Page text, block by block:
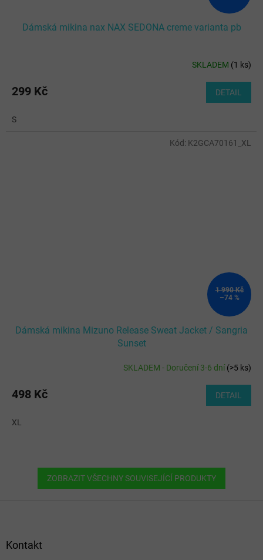
Dámská mikina nax NAX SEDONA creme varianta pb
SKLADEM (1 ks)
299 Kč DETAIL
S
1 990 Kč
–74 %
Dámská mikina Mizuno Release Sweat Jacket / Sangria
Sunset
SKLADEM - Doručení 3-6 dní(>5 ks)
498 Kč DETAIL
XL
Kód: K2GCA70161_XL
ZOBRAZIT VŠECHNY SOUVISEJÍCÍ PRODUKTY
Kontakt